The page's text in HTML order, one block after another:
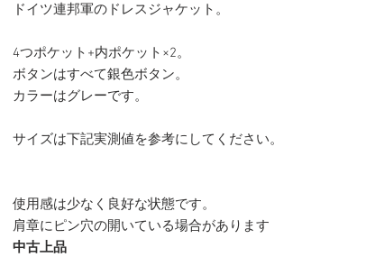
ドイツ連邦軍のドレスジャケット。
4つポケット+内ポケット×2。
ボタンはすべて銀色ボタン。
カラーはグレーです。
サイズは下記実測値を参考にしてください。
使用感は少なく良好な状態です。
肩章にピン穴の開いている場合があります
中古上品